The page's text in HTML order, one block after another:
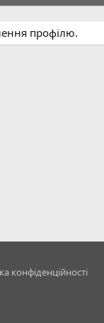
профілю.
конфіденційності